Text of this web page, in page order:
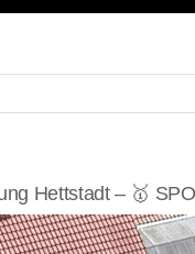
Hettstadt – 🥇